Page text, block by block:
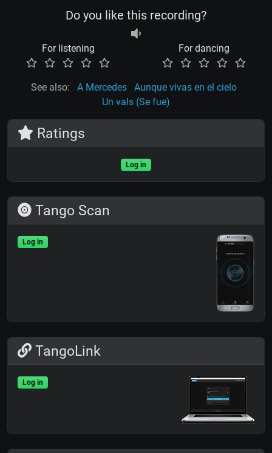
Do you like this recording?
For listening For dancing
See also: A Mercedes
Aunque vivas en el cielo
Un vals (Se fue)
Ratings
Log in
Tango Scan
Log in
TangoLink
Log in